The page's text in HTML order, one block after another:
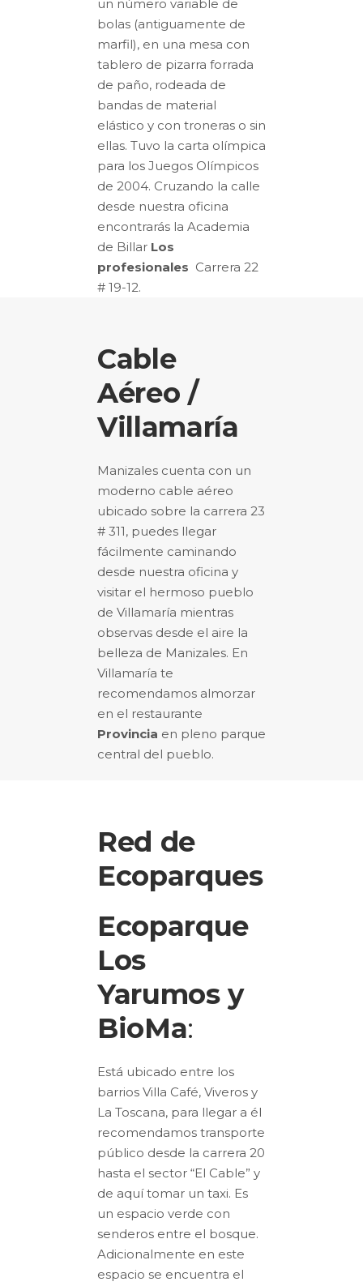
un número variable de
bolas (antiguamente de
marfil), en una mesa con
tablero de pizarra forrada
de paño, rodeada de
bandas de material
elástico y con troneras o sin
ellas. Tuvo la carta olímpica
para los Juegos Olímpicos
de 2004. Cruzando la calle
desde nuestra oficina
encontrarás la Academia
de Billar Los
profesionales Carrera 22
# 19-12.
Cable
Aéreo /
Villamaría
Manizales cuenta con un
moderno cable aéreo
ubicado sobre la carrera 23
# 311, puedes llegar
fácilmente caminando
desde nuestra oficina y
visitar el hermoso pueblo
de Villamaría mientras
observas desde el aire la
belleza de Manizales. En
Villamaría te
recomendamos almorzar
en el restaurante
Provincia en pleno parque
central del pueblo.
Red de
Ecoparques
Ecoparque
Los
Yarumos y
BioMa:
Está ubicado entre los
barrios Villa Café, Viveros y
La Toscana, para llegar a él
recomendamos transporte
público desde la carrera 20
hasta el sector “El Cable” y
de aquí tomar un taxi. Es
un espacio verde con
senderos entre el bosque.
Adicionalmente en este
espacio se encuentra el